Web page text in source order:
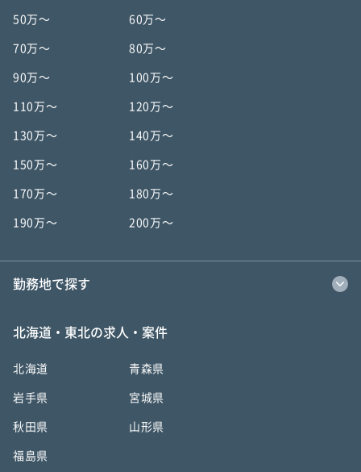
50万〜 60万〜
70万〜 80万〜
90万〜 100万〜
110万〜 120万〜
130万〜 140万〜
150万〜 160万〜
170万〜 180万〜
190万〜 200万〜
勤務地で探す
北海道・東北の求人・案件
北海道 青森県
岩手県 宮城県
秋田県 山形県
福島県